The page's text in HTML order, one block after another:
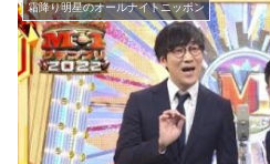
霜降り明星のオールナイトニッポン